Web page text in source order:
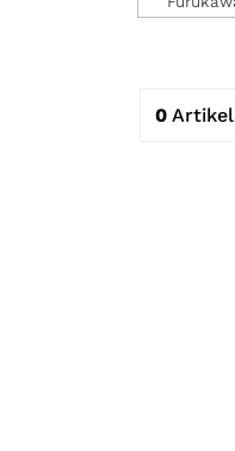
0Artikel